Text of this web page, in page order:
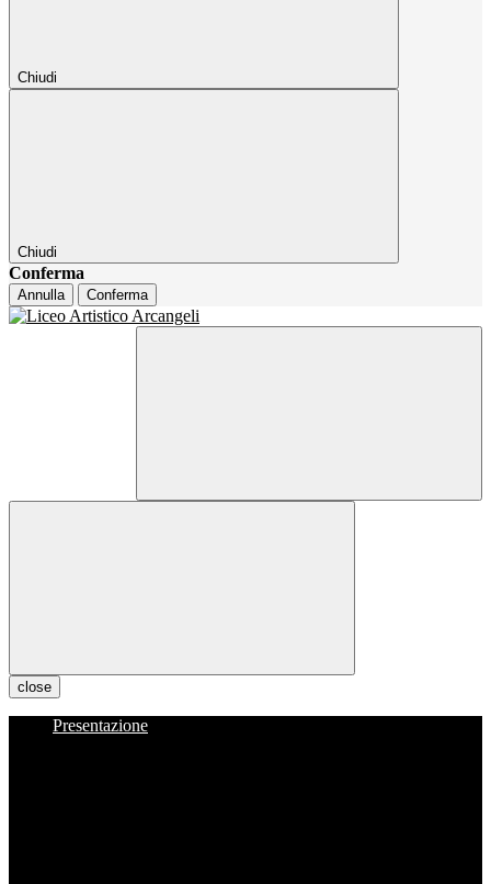
Chiudi
Chiudi
Conferma
Annulla Conferma
close
Presentazione